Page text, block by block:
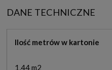
DANE TECHNICZNE
Ilość metrów w kartonie
1,44 m2